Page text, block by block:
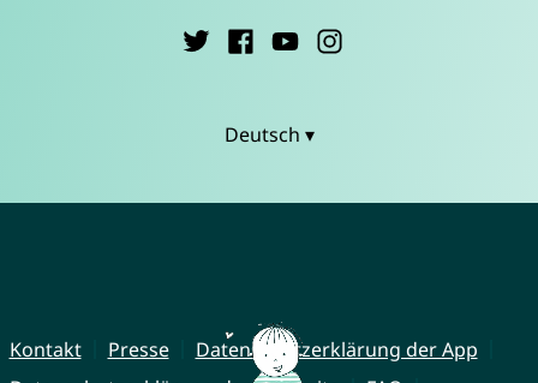
Deutsch ▾
Kontakt Presse
Datenschutzerklärung der App